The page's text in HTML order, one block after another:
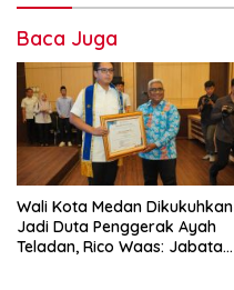
Baca Juga
Wali Kota Medan Dikukuhkan
Jadi Duta Penggerak Ayah
Teladan, Rico Waas: Jabatan